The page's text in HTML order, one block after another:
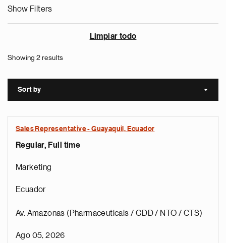
Show Filters
Limpiar todo
Showing 2 results
Sort by Sort
Sales Representative - Guayaquil, Ecuador
Regular, Full time
Marketing
Ecuador
Av. Amazonas (Pharmaceuticals / GDD / NTO / CTS)
Ago 05, 2026